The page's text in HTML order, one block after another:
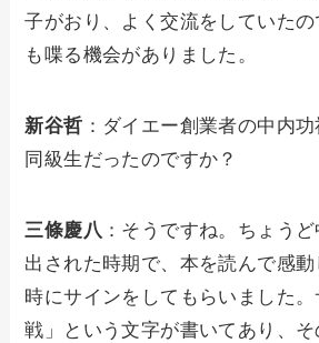
子がおり、よく交流をしていた
も喋る機会がありました。
新谷哲 ：ダイエー創業者の中内
同級生だったのですか？
三條慶八 ：そうですね。ちょう
出された時期で、本を読んで感
時にサインをしてもらいました
戦」という文字が書いてあり、